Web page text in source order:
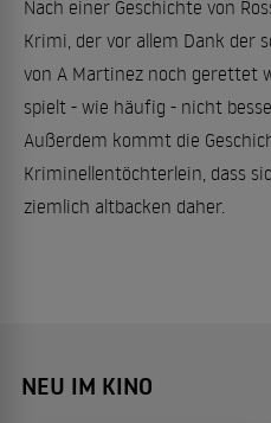
Nach einer Geschichte von
Krimi, der vor allem Dank der
von A Martinez noch gerettet
spielt - wie häufig - nicht
Außerdem kommt die
Kriminellentöchterlein, dass
ziemlich altbacken daher.
NEU IM KINO